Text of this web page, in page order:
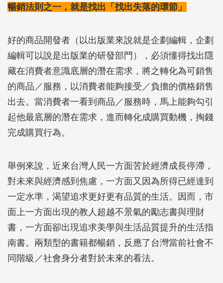
暢銷法則之一，就是找出「找出失落的環節」
好的商品開發者（以出版業來說就是企劃編輯，企劃
編輯可以說是出版業的研發部門），必須懂得找出隱
藏在消費者意識底層的潛在需求，將之轉化為可銷售
的商品／服務，以消費者能夠接受／負擔的價格銷售
出去。當消費者一看到商品／服務時，馬上能夠勾引
起他最底層的潛在需求，進而轉化成購買動機，掏錢
完成購買行為。
舉例來說，近來台灣人民一方面苦於經濟成長停滯，
對未來與經濟感到焦慮，一方面又因為所得已經達到
一定水準，渴望追求更好更有品質的生活。因而，市
面上一方面出現的教人超越不景氣的勵志書與理財
書，一方面卻出現追求美學與生活品質提升的生活指
南書。兩類型的書籍都暢銷，反應了台灣當前社會不
同階級／社會身分者對於未來的看法。